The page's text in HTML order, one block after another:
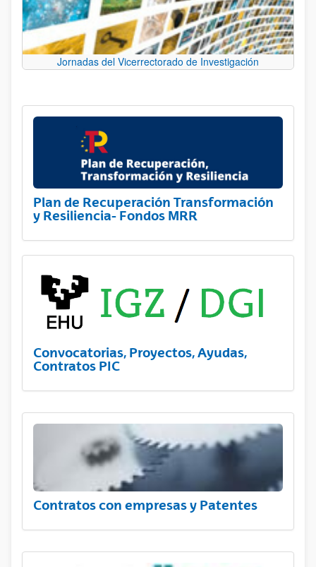
Jornadas del Vicerrectorado de Investigación
Plan de Recuperación Transformación
y Resiliencia- Fondos MRR
Convocatorias, Proyectos, Ayudas,
Contratos PIC
Contratos con empresas y Patentes